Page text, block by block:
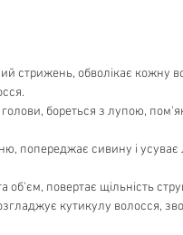
стрижень, обволікає кожну
бореться з лупою,
попереджає сивину і усуває
повертає щільність
кутикулу волосся,